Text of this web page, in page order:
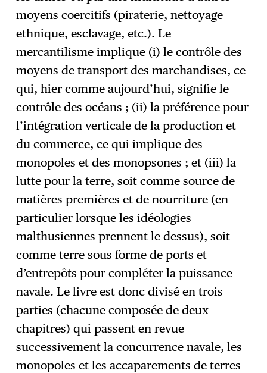
moyens coercitifs (piraterie, nettoyage
ethnique, esclavage, etc.). Le
mercantilisme implique (i) le contrôle des
moyens de transport des marchandises, ce
qui, hier comme aujourd’hui, signifie le
contrôle des océans ; (ii) la préférence pour
l’intégration verticale de la production et
du commerce, ce qui implique des
monopoles et des monopsones ; et (iii) la
lutte pour la terre, soit comme source de
matières premières et de nourriture (en
particulier lorsque les idéologies
malthusiennes prennent le dessus), soit
comme terre sous forme de ports et
d’entrepôts pour compléter la puissance
navale. Le livre est donc divisé en trois
parties (chacune composée de deux
chapitres) qui passent en revue
successivement la concurrence navale, les
monopoles et les accaparements de terres